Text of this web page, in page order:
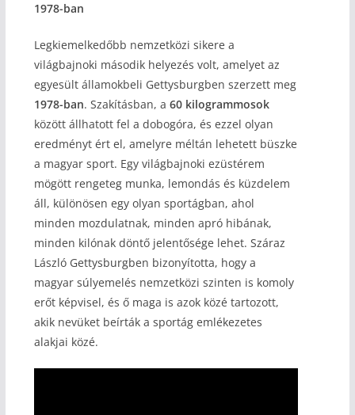
1978-ban
Legkiemelkedőbb nemzetközi sikere a
világbajnoki második helyezés volt, amelyet az
egyesült államokbeli Gettysburgben szerzett meg
1978-ban. Szakításban, a 60 kilogrammosok
között állhatott fel a dobogóra, és ezzel olyan
eredményt ért el, amelyre méltán lehetett büszke
a magyar sport. Egy világbajnoki ezüstérem
mögött rengeteg munka, lemondás és küzdelem
áll, különösen egy olyan sportágban, ahol
minden mozdulatnak, minden apró hibának,
minden kilónak döntő jelentősége lehet. Száraz
László Gettysburgben bizonyította, hogy a
magyar súlyemelés nemzetközi szinten is komoly
erőt képvisel, és ő maga is azok közé tartozott,
akik nevüket beírták a sportág emlékezetes
alakjai közé.